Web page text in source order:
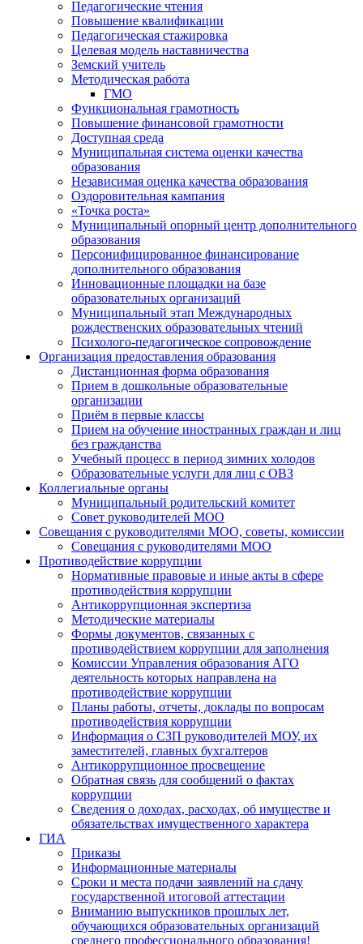
Педагогические чтения
Повышение квалификации
Педагогическая стажировка
Целевая модель наставничества
Земский учитель
Методическая работа
ГМО
Функциональная грамотность
Повышение финансовой грамотности
Доступная среда
Муниципальная система оценки качества
образования
Независимая оценка качества образования
Оздоровительная кампания
«Точка роста»
Муниципальный опорный центр дополнительного
образования
Персонифицированное финансирование
дополнительного образования
Инновационные площадки на базе
образовательных организаций
Муниципальный этап Международных
рождественских образовательных чтений
Психолого-педагогическое сопровождение
Организация предоставления образования
Дистанционная форма образования
Прием в дошкольные образовательные
организации
Приём в первые классы
Прием на обучение иностранных граждан и лиц
без гражданства
Учебный процесс в период зимних холодов
Образовательные услуги для лиц с ОВЗ
Коллегиальные органы
Муниципальный родительский комитет
Совет руководителей МОО
Совещания с руководителями МОО, советы, комиссии
Совещания с руководителями МОО
Противодействие коррупции
Нормативные правовые и иные акты в сфере
противодействия коррупции
Антикоррупционная экспертиза
Методические материалы
Формы документов, связанных с
противодействием коррупции для заполнения
Комиссии Управления образования АГО
деятельность которых направлена на
противодействие коррупции
Планы работы, отчеты, доклады по вопросам
противодействия коррупции
Информация о СЗП руководителей МОУ, их
заместителей, главных бухгалтеров
Антикоррупционное просвещение
Обратная связь для сообщений о фактах
коррупции
Сведения о доходах, расходах, об имуществе и
обязательствах имущественного характера
ГИА
Приказы
Информационные материалы
Сроки и места подачи заявлений на сдачу
государственной итоговой аттестации
Вниманию выпускников прошлых лет,
обучающихся образовательных организаций
среднего профессионального образования!